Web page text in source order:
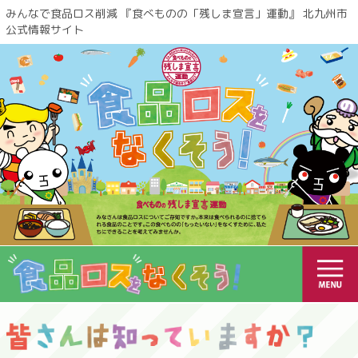
みんなで食品ロス削減 『食べものの「残しま宣言」運動』 北九州市
公式情報サイト